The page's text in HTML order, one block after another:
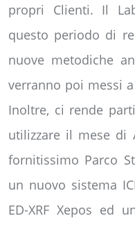
propri Clienti. Il
questo periodo di
nuove metodiche
verranno poi messi
Inoltre, ci rende
utilizzare il mese di
fornitissimo Parco
un nuovo sistema
ED-XRF Xepos ed